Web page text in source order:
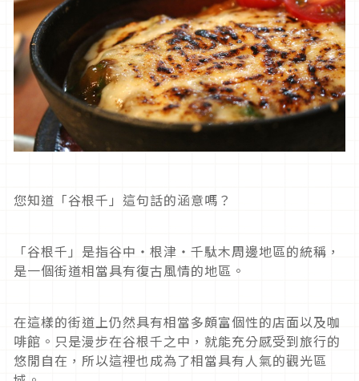
您知道「谷根千」這句話的涵意嗎？
「谷根千」是指谷中・根津・千駄木周邊地區的統稱，
是一個街道相當具有復古風情的地區。
在這樣的街道上仍然具有相當多頗富個性的店面以及咖
啡館。只是漫步在谷根千之中，就能充分感受到旅行的
悠閒自在，所以這裡也成為了相當具有人氣的觀光區